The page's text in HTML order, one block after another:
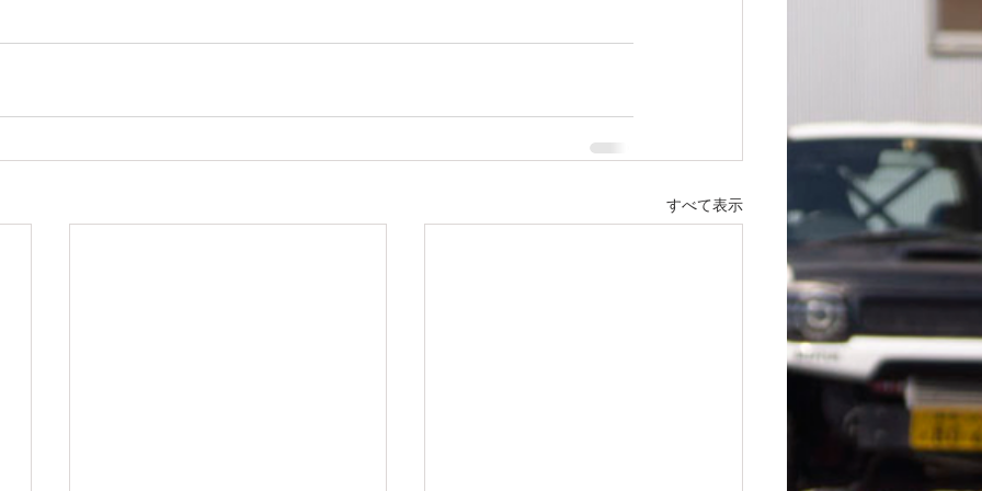
すべて表示